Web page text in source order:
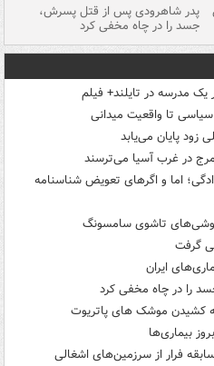
پدر شاهرودی پس از قتل پسرش،
جسد را در چاه مخفی کرد
تا واقعیت میدانی
زود پایان می‌یابد
در غرب آسیا می‌ترسند
اما و اگرهای تعویض شناسنامه
تاشوی سامسونگ
ایران
را در چاه مخفی کرد
ته کشیدن موشک های پاتریوت
بیماری‌ها
فرار از سرزمین‌های اشغالی